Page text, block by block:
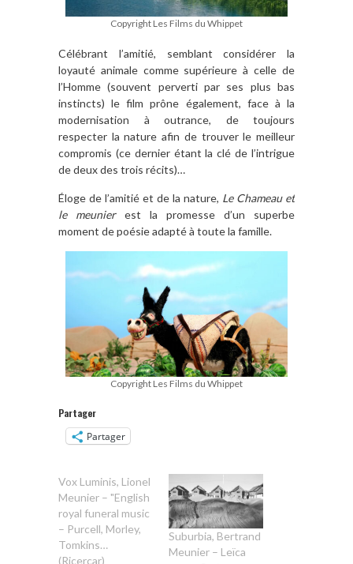
Copyright Les Films du Whippet
Célébrant l’amitié, semblant considérer la
loyauté animale comme supérieure à celle de
l’Homme (souvent perverti par ses plus bas
instincts) le film prône également, face à la
modernisation à outrance, de toujours
respecter la nature afin de trouver le meilleur
compromis (ce dernier étant la clé de l’intrigue
de deux des trois récits)…
Éloge de l’amitié et de la nature, Le Chameau et
le meunierest la promesse d’un superbe
moment de poésie adapté à toute la famille.
Copyright Les Films du Whippet
Partager
Partager
Vox Luminis, Lionel
Meunier – "English
royal funeral music
– Purcell, Morley,
Tomkins…
(Ricercar)
Suburbia, Bertrand
Meunier – Leïca